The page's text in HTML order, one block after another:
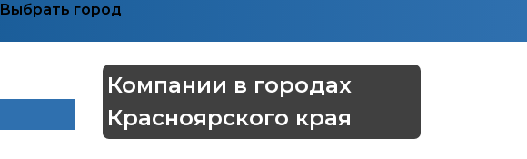
Выбрать город
Компании в городах
Красноярского края